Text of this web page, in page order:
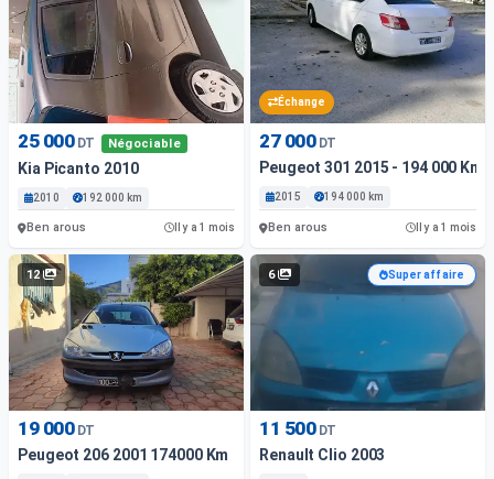
25 000 DT Négociable
Kia Picanto 2010
2010 192 000 km
Ben arous Il y a 1 mois
Échange
27 000 DT
Peugeot 301 2015 - 194 000 Km
2015 194 000 km
Ben arous Il y a 1 mois
12
19 000 DT
Peugeot 206 2001 174000 Km
6 Super affaire
11 500 DT
Renault Clio 2003